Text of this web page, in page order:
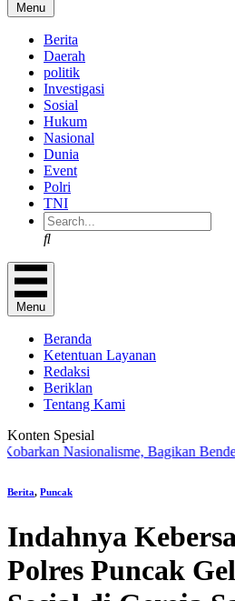
Menu
Berita
Daerah
politik
Investigasi
Sosial
Hukum
Nasional
Dunia
Event
Polri
TNI
Search
Menu
Beranda
Ketentuan Layanan
Redaksi
Beriklan
Tentang Kami
Konten Spesial
Nasionalisme, Bagikan Bendera
Berita, Puncak
Indahnya
Polres Puncak